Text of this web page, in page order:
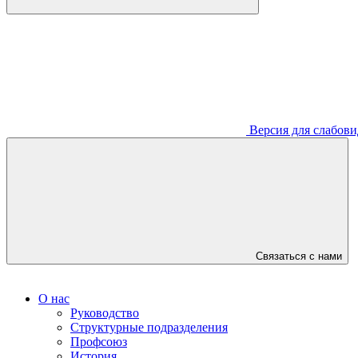
Версия для
Связаться с нами
О нас
Руководство
Структурные подразделения
Профсоюз